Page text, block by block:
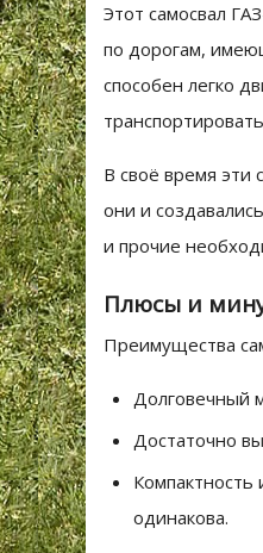
Этот самосвал
по дорогам,
способен легко
В своё время эти
они и
и прочие
Плюсы и
Преимущества
Долговечный
Достаточно
одинакова.